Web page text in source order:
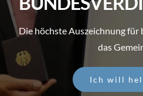
SPENDEN
Die höchste Auszeichnung für
das
Ich will